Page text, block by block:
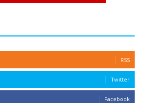
RSS
Twitter
Facebook